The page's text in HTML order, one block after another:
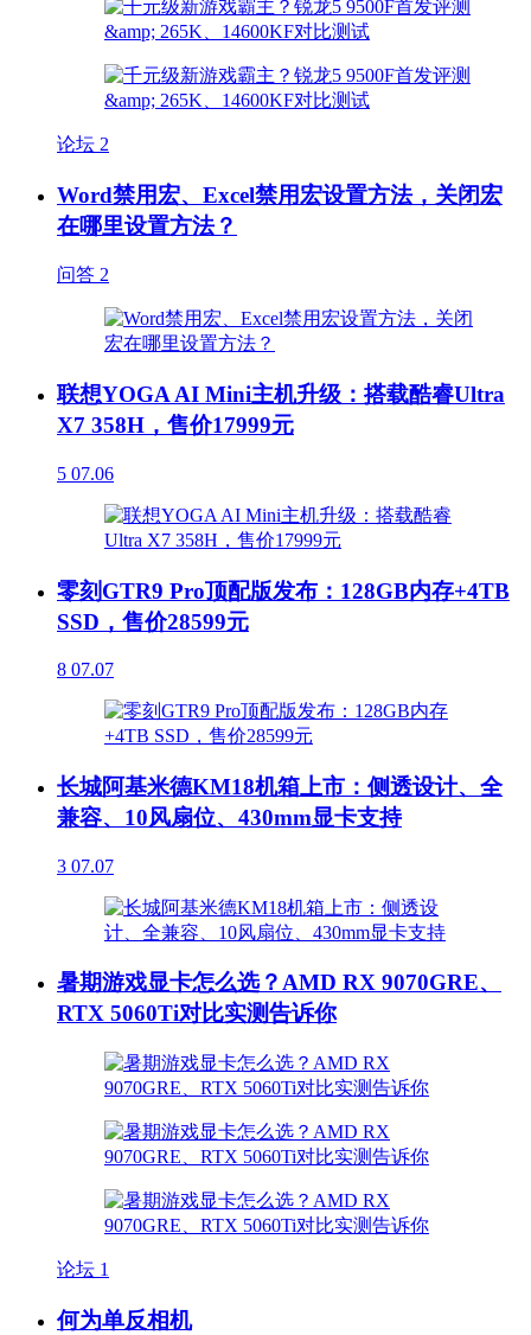
论坛 2
Word禁用宏、Excel禁用宏设置方法，关闭宏
在哪里设置方法？
问答 2
联想YOGA AI Mini主机升级：搭载酷睿Ultra
X7 358H，售价17999元
5 07.06
零刻GTR9 Pro顶配版发布：128GB内存+4TB
SSD，售价28599元
8 07.07
长城阿基米德KM18机箱上市：侧透设计、全
兼容、10风扇位、430mm显卡支持
3 07.07
暑期游戏显卡怎么选？AMD RX 9070GRE、
RTX 5060Ti对比实测告诉你
论坛 1
何为单反相机